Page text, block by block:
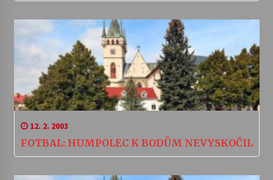
12. 2. 2003
FOTBAL: HUMPOLEC K BODŮM NEVYSKOČIL